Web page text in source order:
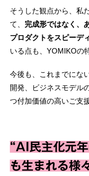
そうした観点から、私
て、 完成形ではなく、
プロダクトをスピーデ
いる点も、YOMIKOの
今後も、これまでにな
開発、ビジネスモデル
つ付加価値の高いご支
“AI民主化元
も生まれる様